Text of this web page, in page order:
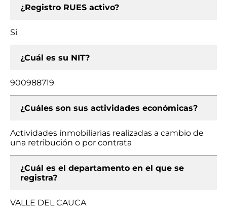
¿Registro RUES activo?
Si
¿Cuál es su NIT?
900988719
¿Cuáles son sus actividades económicas?
Actividades inmobiliarias realizadas a cambio de
una retribución o por contrata
¿Cuál es el departamento en el que se
registra?
VALLE DEL CAUCA